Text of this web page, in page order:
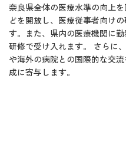
奈良県全体の医療水準の向上
どを開放し、医療従事者向け
す。また、県内の医療機関に
研修で受け入れます。 さらに
や海外の病院との国際的な交
成に寄与します。